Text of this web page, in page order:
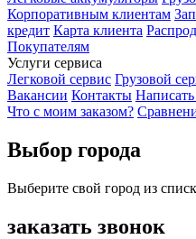
Корпоративным клиентам
кредит Карта клиента
Покупателям
Услуги сервиса
Легковой сервис Грузовой
Вакансии Контакты
Что с моим заказом?
Выбор города
Выберите свой город из
заказать звонок